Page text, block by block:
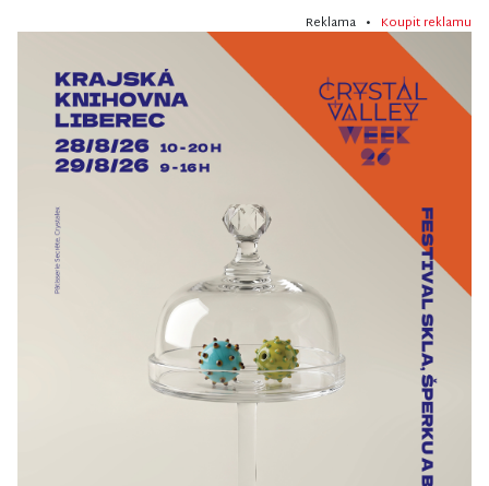
Reklama • Koupit reklamu